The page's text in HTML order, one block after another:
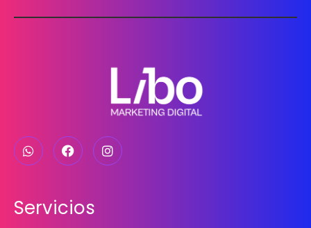
Servicios